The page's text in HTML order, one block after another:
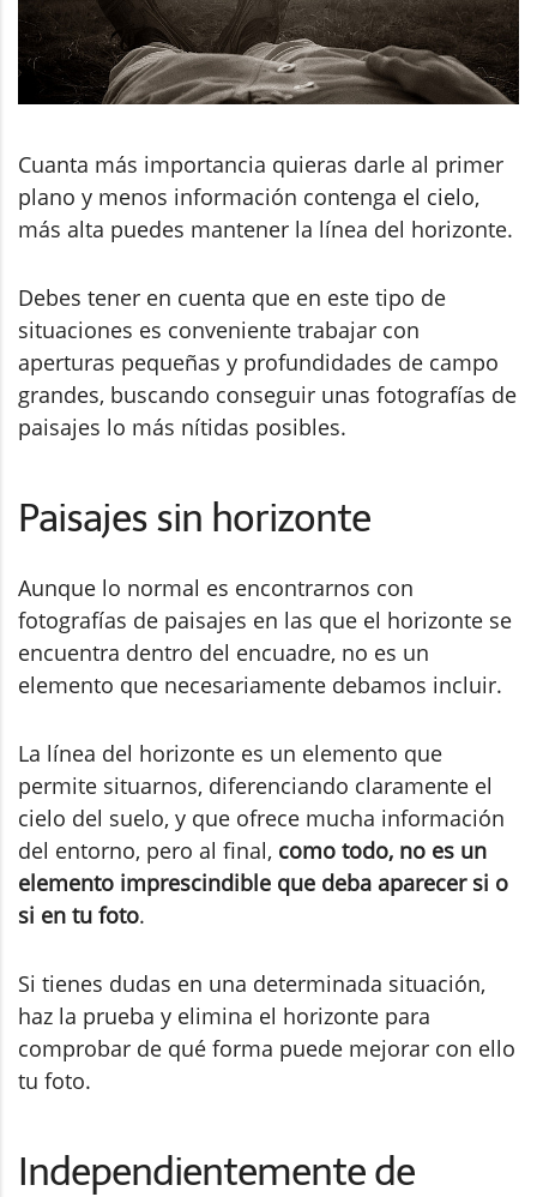
Cuanta más importancia quieras darle al primer
plano y menos información contenga el cielo,
más alta puedes mantener la línea del horizonte.
Debes tener en cuenta que en este tipo de
situaciones es conveniente trabajar con
aperturas pequeñas y profundidades de campo
grandes, buscando conseguir unas fotografías de
paisajes lo más nítidas posibles.
Paisajes sin horizonte
Aunque lo normal es encontrarnos con
fotografías de paisajes en las que el horizonte se
encuentra dentro del encuadre, no es un
elemento que necesariamente debamos incluir.
La línea del horizonte es un elemento que
permite situarnos, diferenciando claramente el
cielo del suelo, y que ofrece mucha información
del entorno, pero al final, como todo, no es un
elemento imprescindible que deba aparecer si o
si en tu foto.
Si tienes dudas en una determinada situación,
haz la prueba y elimina el horizonte para
comprobar de qué forma puede mejorar con ello
tu foto.
Independientemente de